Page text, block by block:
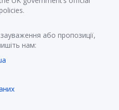
або пропозиції,
нам: